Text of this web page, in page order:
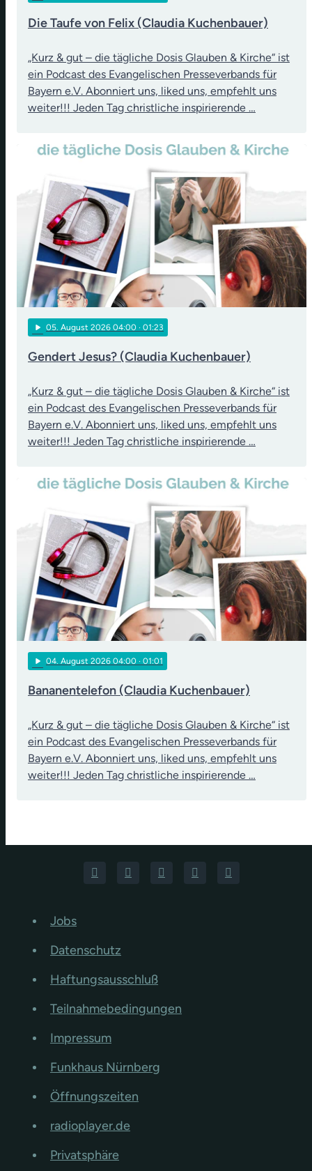
Die Taufe von Felix (Claudia Kuchenbauer)
„Kurz & gut – die tägliche Dosis Glauben & Kirche“ ist
ein Podcast des Evangelischen Presseverbands für
Bayern e.V. Abonniert uns, liked uns, empfehlt uns
weiter!!! Jeden Tag christliche inspirierende …
play_arrow 05. August 2026 04:00 · 01:23
Gendert Jesus? (Claudia Kuchenbauer)
„Kurz & gut – die tägliche Dosis Glauben & Kirche“ ist
ein Podcast des Evangelischen Presseverbands für
Bayern e.V. Abonniert uns, liked uns, empfehlt uns
weiter!!! Jeden Tag christliche inspirierende …
play_arrow 04. August 2026 04:00 · 01:01
Bananentelefon (Claudia Kuchenbauer)
„Kurz & gut – die tägliche Dosis Glauben & Kirche“ ist
ein Podcast des Evangelischen Presseverbands für
Bayern e.V. Abonniert uns, liked uns, empfehlt uns
weiter!!! Jeden Tag christliche inspirierende …
Jobs
Datenschutz
Haftungsausschluß
Teilnahmebedingungen
Impressum
Funkhaus Nürnberg
Öffnungszeiten
radioplayer.de
Privatsphäre